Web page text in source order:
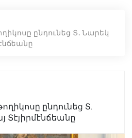
ընդունեց Տ. Նարեկ
ընդունեց Տ.